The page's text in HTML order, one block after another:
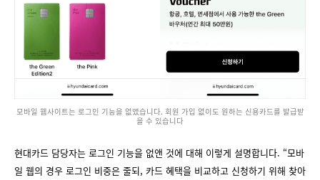
모바일 웹사이트는 로그인 기능을 없앴습니다. 회원 가입 없이도 원하는 신용카드를 발급받
을 수 있습니다
현대카드 담당자는 로그인 기능을 없앤 것에 대해 이렇게 설명합니다. “모바
일 웹의 경우 로그인 비중은 줄되, 카드 혜택을 비교하고 신청하기 위해 찾아